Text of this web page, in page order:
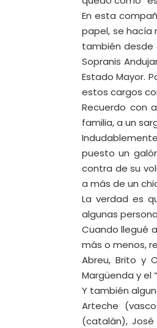
En esta
papel, se hacía
también desde
Sopranis
Estado Mayor.
estos cargos
Recuerdo con
familia, a un
puesto un
contra de su
a más de un
La verdad es
algunas
Cuando llegué
más o menos,
Abreu, Brito y
Margüenda y el
Y también
Arteche
(catalán),